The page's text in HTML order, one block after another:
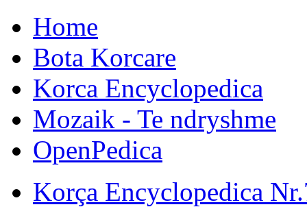
Home
Bota Korcare
Korca Encyclopedica
Mozaik - Te ndryshme
OpenPedica
Korça Encyclopedica